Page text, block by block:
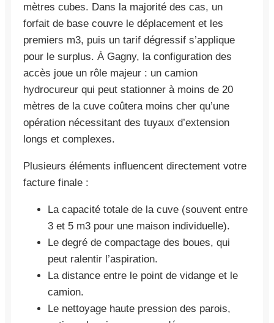
mètres cubes. Dans la majorité des cas, un
forfait de base couvre le déplacement et les
premiers m3, puis un tarif dégressif s’applique
pour le surplus. À Gagny, la configuration des
accès joue un rôle majeur : un camion
hydrocureur qui peut stationner à moins de 20
mètres de la cuve coûtera moins cher qu’une
opération nécessitant des tuyaux d’extension
longs et complexes.
Plusieurs éléments influencent directement votre
facture finale :
La capacité totale de la cuve (souvent entre
3 et 5 m3 pour une maison individuelle).
Le degré de compactage des boues, qui
peut ralentir l’aspiration.
La distance entre le point de vidange et le
camion.
Le nettoyage haute pression des parois,